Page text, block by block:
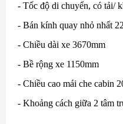
- Tốc độ di chuyển, có tải/
- Bán kính quay nhỏ nhất
- Chiều dài xe 3670mm
- Bề rộng xe 1150mm
- Chiều cao mái che cabin
- Khoảng cách giữa 2 tâm